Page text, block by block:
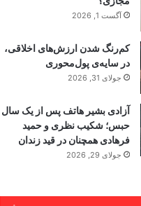
آگست 1, 2026
کم‌رنگ شدن ارزش‌های اخلاقی،
در سایه‌ی پول‌محوری
جولای 31, 2026
آزادی بشیر هاتف پس از یک سال
حبس؛ شکیب نظری و حمید
فرهادی همچنان در قید زندان
جولای 29, 2026